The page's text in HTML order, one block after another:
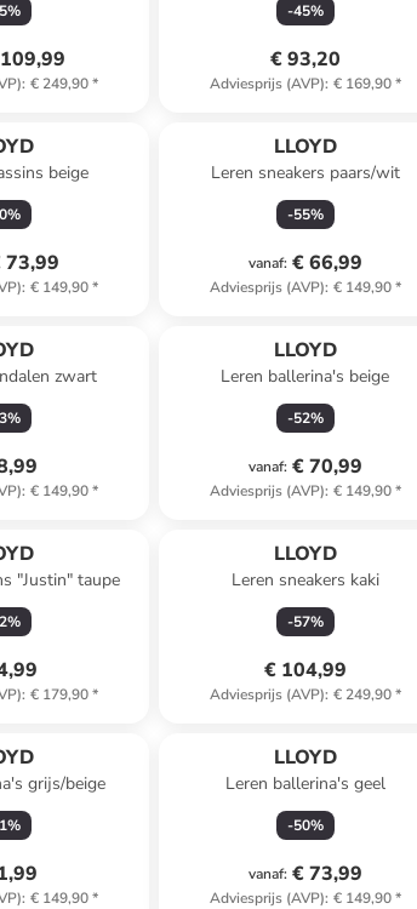
%
: € 249,90*
-45%
€ 93,20
Adviesprijs (AVP): € 169,90*
beige
%
73,99
: € 149,90*
LLOYD
Leren sneakers paars/wit
-55%
vanaf: € 66,99
Adviesprijs (AVP): € 149,90*
zwart
%
: € 149,90*
LLOYD
Leren ballerina's beige
-52%
vanaf: € 70,99
Adviesprijs (AVP): € 149,90*
"Justin" taupe
%
: € 179,90*
LLOYD
Leren sneakers kaki
-57%
€ 104,99
Adviesprijs (AVP): € 249,90*
grijs/beige
%
: € 149,90*
LLOYD
Leren ballerina's geel
-50%
vanaf: € 73,99
Adviesprijs (AVP): € 149,90*